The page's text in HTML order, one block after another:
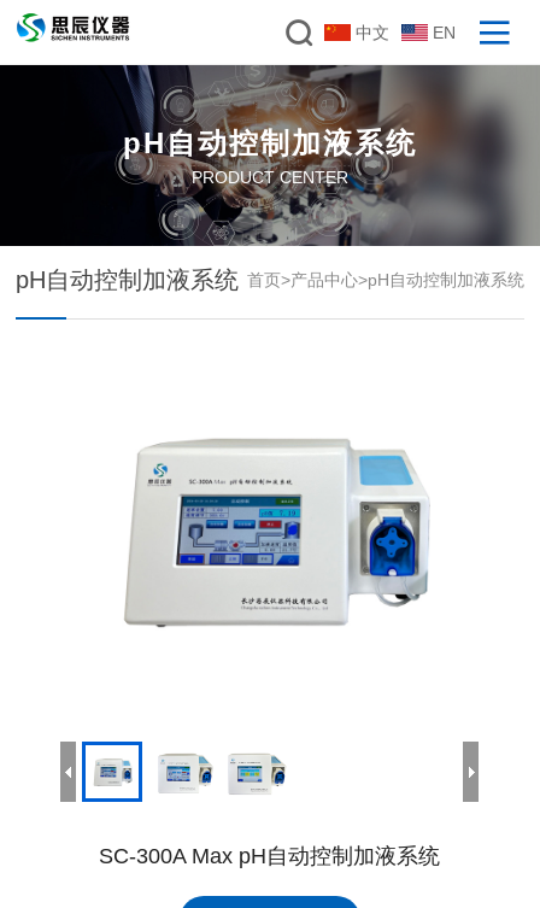
中文 EN
pH自动控制加液系统
PRODUCT CENTER
pH自动控制加液系统 首页>产品中心>pH自动控制加液系统
SC-300A Max pH自动控制加液系统